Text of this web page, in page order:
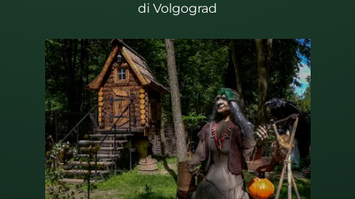
di Volgograd